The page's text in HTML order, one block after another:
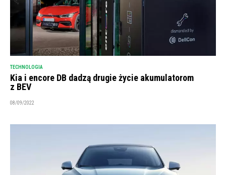
TECHNOLOGIA
Kia i encore DB dadzą drugie życie akumulatorom
z BEV
08/09/2022